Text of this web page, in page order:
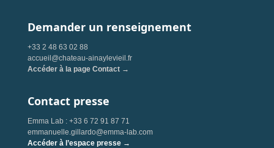
Demander un renseignement
+33 2 48 63 02 88
accueil@chateau-ainaylevieil.fr
Accéder à la page Contact →
Contact presse
Emma Lab : +33 6 72 91 87 71
emmanuelle.gillardo@emma-lab.com
Accéder à l’espace presse →